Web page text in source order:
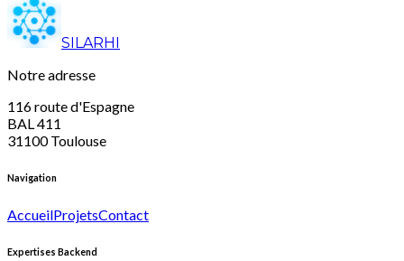
SILARHI
Notre adresse
116 route d'Espagne
BAL 411
31100 Toulouse
Navigation
AccueilProjetsContact
Expertises Backend